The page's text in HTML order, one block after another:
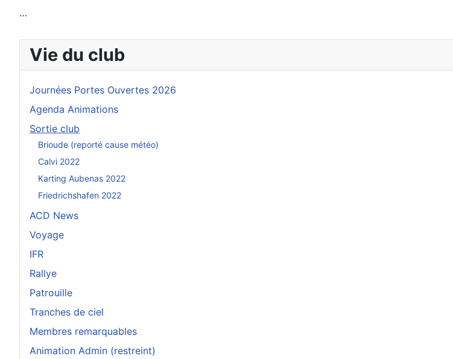
Vie du club
Journées Portes Ouvertes 2026
Agenda Animations
Sortie club
Brioude (reporté cause météo)
Calvi 2022
Karting Aubenas 2022
Friedrichshafen 2022
ACD News
Voyage
IFR
Rallye
Patrouille
Tranches de ciel
Membres remarquables
Animation Admin (restreint)
…